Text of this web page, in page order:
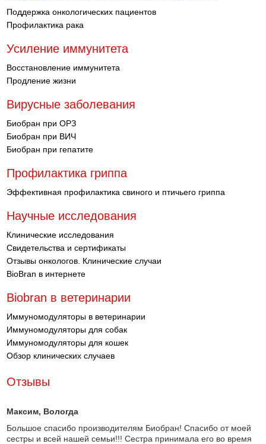
Поддержка онкологических пациентов
Профилактика рака
Усиление иммунитета
Восстановление иммунитета
Продление жизни
Вирусные заболевания
Биобран при ОРЗ
Биобран при ВИЧ
Биобран при гепатите
Профилактика гриппа
Эффективная профилактика свиного и птичьего гриппа
Научные исследования
Клинические исследования
Свидетельства и сертификаты
Отзывы онкологов. Клинические случаи
BioBran в интернете
Biobran в ветеринарии
Иммуномодуляторы в ветеринарии
Иммуномодуляторы для собак
Иммуномодуляторы для кошек
Обзор клинических случаев
Отзывы
Максим, Вологда
Большое спасибо производителям Биобран! Спасибо от моей
сестры и всей нашей семьи!!! Сестра принимала его во время